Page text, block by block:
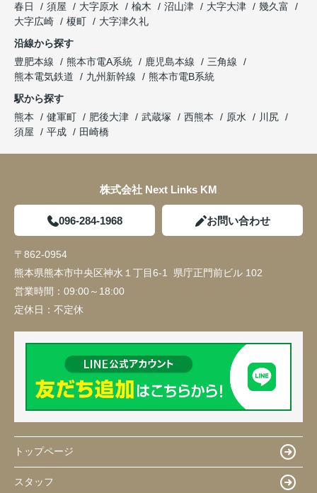
春日
須屋 大字原水 楡木 沼山津 大字大津
幾久富
大字広崎
榎町
大字津久礼
沿線から探す
豊肥本線
熊本市電A系統 鹿児島本線
三角線
熊本電気鉄道
九州新幹線
熊本市電B系統
駅から探す
熊本
健軍町 肥後大津 武蔵塚 西熊本 原水
川尻
須屋
平成 田崎橋
株式会社 Next Links KM
096-284-1968 お問い合わせ
〒862-0954
熊本県熊本市中央区神水１丁目6-1 県庁正門前ビル 102
営業時間： 09:00～18:00
定休日： 不定休
トップページ
スタッフ